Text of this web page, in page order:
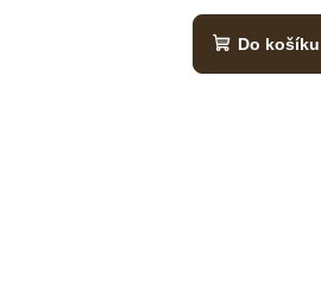
Do košíku